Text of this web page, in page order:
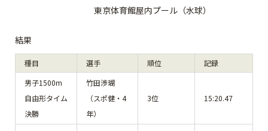
東京体育館屋内プール（水球）
結果
種目 選手 順位
記録
男子1500m
自由形タイム
決勝
竹田渉瑚
（スポ健・4
年）
3位 15:20.47